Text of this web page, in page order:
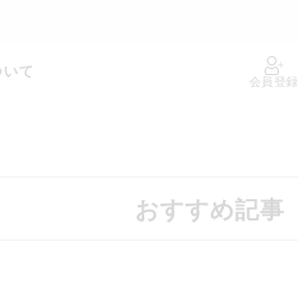
て
会員登録
おすすめ記事